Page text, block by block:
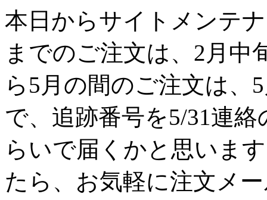
本日からサイトメンテ
までのご注文は、2月中
ら5月の間のご注文は、
で、追跡番号を5/31連
らいで届くかと思いま
たら、お気軽に注文メ